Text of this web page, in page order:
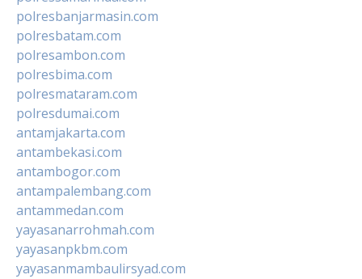
polresbanjarmasin.com
polresbatam.com
polresambon.com
polresbima.com
polresmataram.com
polresdumai.com
antamjakarta.com
antambekasi.com
antambogor.com
antampalembang.com
antammedan.com
yayasanarrohmah.com
yayasanpkbm.com
yayasanmambaulirsyad.com